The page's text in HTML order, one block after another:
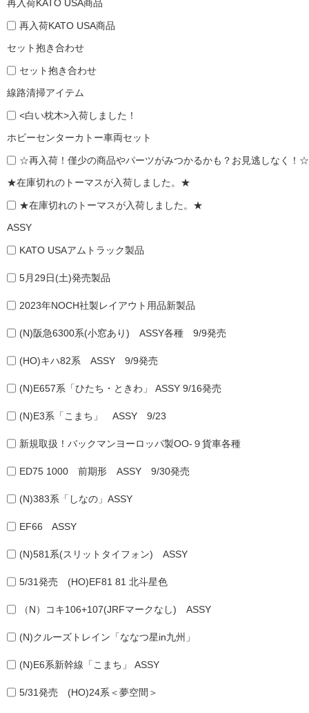
再入荷KATO USA商品
再入荷KATO USA商品
セット抱き合わせ
セット抱き合わせ
線路清掃アイテム
<白い枕木>入荷しました！
ホビーセンターカトー車両セット
☆再入荷！僅少の商品やパーツがみつかるかも？お見逃しなく！☆
★在庫切れのトーマスが入荷しました。★
★在庫切れのトーマスが入荷しました。★
ASSY
KATO USAアムトラック製品
5月29日(土)発売製品
2023年NOCH社製レイアウト用品新製品
(N)阪急6300系(小窓あり) ASSY各種 9/9発売
(HO)キハ82系 ASSY 9/9発売
(N)E657系「ひたち・ときわ」 ASSY 9/16発売
(N)E3系「こまち」 ASSY 9/23
新規取扱！バックマンヨーロッパ製OO-９貨車各種
ED75 1000 前期形 ASSY 9/30発売
(N)383系「しなの」ASSY
EF66 ASSY
(N)581系(スリットタイフォン) ASSY
5/31発売 (HO)EF81 81 北斗星色
（N）コキ106+107(JRFマークなし) ASSY
(N)クルーズトレイン「ななつ星in九州」
(N)E6系新幹線「こまち」 ASSY
5/31発売 (HO)24系＜夢空間＞